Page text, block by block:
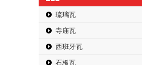
琉璃瓦
寺庙瓦
西班牙瓦
石板瓦